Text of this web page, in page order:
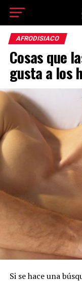
AFRODISIACO
Cosas que
gusta a los
Si se hace una